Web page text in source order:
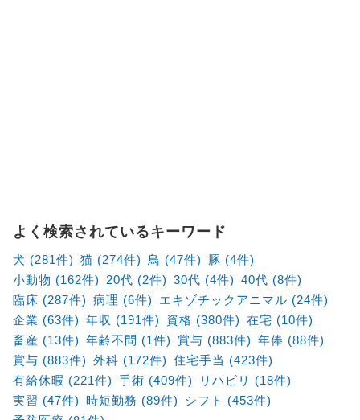
よく検索されているキーワード
犬 (281件) 猫 (274件) 鳥 (47件)
豚 (4件)
小動物 (162件)
20代 (2件) 30代 (4件) 40代 (8件)
臨床 (287件) 病理 (6件)
エキゾチックアニマル (24件)
企業 (63件) 年収 (191件) 資格 (380件) 在宅 (10件)
畜産 (13件) 年齢不問 (1件) 賞与 (883件) 年俸 (88件)
賞与 (883件) 外科 (172件) 住宅手当 (423件)
有給休暇 (221件) 手術 (409件)
リハビリ (18件)
実習 (47件) 時短勤務 (89件)
シフト (453件)